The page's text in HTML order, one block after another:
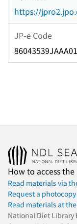
https://
JP-e Code
How to access
Read materials via
Request a
Read materials at
National Diet Library